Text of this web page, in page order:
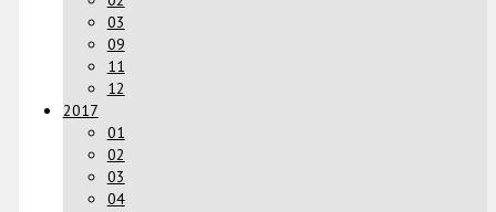
03
09
11
12
2017
01
02
03
04